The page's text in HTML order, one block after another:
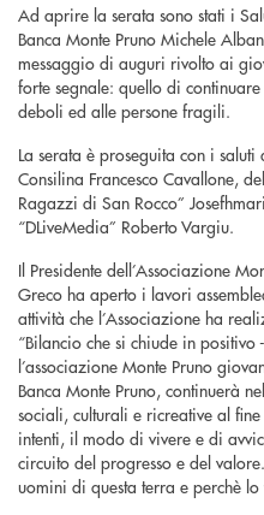
Ad aprire la serata sono stati i
Banca Monte Pruno Michele
messaggio di auguri rivolto ai
forte segnale: quello di
deboli ed alle persone fragili.
La serata è proseguita con i
Consilina Francesco Cavallone,
Ragazzi di San Rocco”
“DLiveMedia” Roberto Vargiu.
Il Presidente dell’Associazione
Greco ha aperto i lavori
attività che l’Associazione ha
“Bilancio che si chiude in
l’associazione Monte Pruno
Banca Monte Pruno, continuerà
sociali, culturali e ricreative al
intenti, il modo di vivere e di
circuito del progresso e del
uomini di questa terra e perchè lo